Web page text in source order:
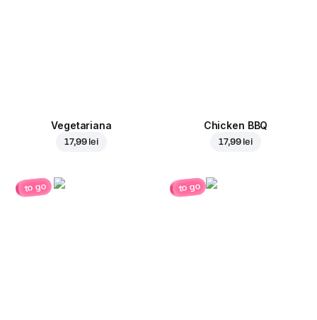
Vegetariana
17,99 lei
Chicken BBQ
17,99 lei
to go to go